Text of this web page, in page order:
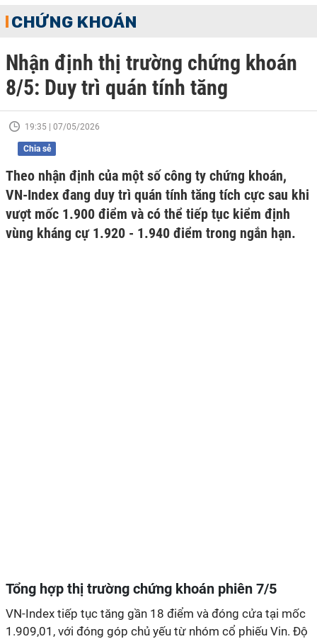
CHỨNG KHOÁN
Nhận định thị trường chứng khoán
8/5: Duy trì quán tính tăng
19:35 | 07/05/2026
Chia sẻ
Theo nhận định của một số công ty chứng khoán,
VN-Index đang duy trì quán tính tăng tích cực sau khi
vượt mốc 1.900 điểm và có thể tiếp tục kiểm định
vùng kháng cự 1.920 - 1.940 điểm trong ngắn hạn.
Tổng hợp thị trường chứng khoán phiên 7/5
VN-Index tiếp tục tăng gần 18 điểm và đóng cửa tại mốc
1.909,01, với đóng góp chủ yếu từ nhóm cổ phiếu Vin. Độ